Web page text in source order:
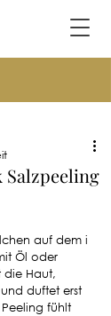
Salzpeeling
auf dem i
Öl oder
die Haut,
duftet erst
fühlt